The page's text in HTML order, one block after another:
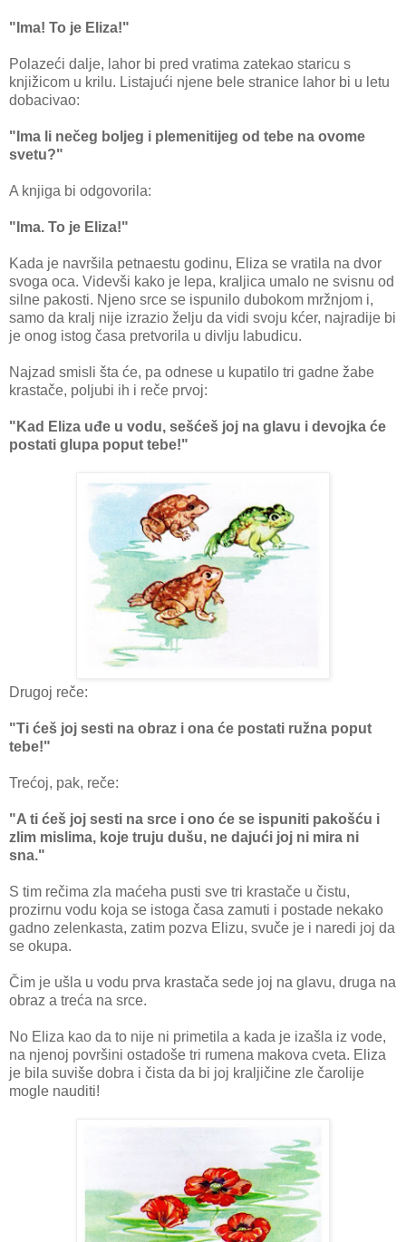
"Ima! To je Eliza!"
Polazeći dalje, lahor bi pred vratima zatekao staricu s
knjižicom u krilu. Listajući njene bele stranice lahor bi u letu
dobacivao:
"Ima li nečeg boljeg i plemenitijeg od tebe na ovome
svetu?"
A knjiga bi odgovorila:
"Ima. To je Eliza!"
Kada je navršila petnaestu godinu, Eliza se vratila na dvor
svoga oca. Videvši kako je lepa, kraljica umalo ne svisnu od
silne pakosti. Njeno srce se ispunilo dubokom mržnjom i,
samo da kralj nije izrazio želju da vidi svoju kćer, najradije bi
je onog istog časa pretvorila u divlju labudicu.
Najzad smisli šta će, pa odnese u kupatilo tri gadne žabe
krastače, poljubi ih i reče prvoj:
"Kad Eliza uđe u vodu, sešćeš joj na glavu i devojka će
postati glupa poput tebe!"
Drugoj reče:
"Ti ćeš joj sesti na obraz i ona će postati ružna poput
tebe!"
Trećoj, pak, reče:
"A ti ćeš joj sesti na srce i ono će se ispuniti pakošću i
zlim mislima, koje truju dušu, ne dajući joj ni mira ni
sna."
S tim rečima zla maćeha pusti sve tri krastače u čistu,
prozirnu vodu koja se istoga časa zamuti i postade nekako
gadno zelenkasta, zatim pozva Elizu, svuče je i naredi joj da
se okupa.
Čim je ušla u vodu prva krastača sede joj na glavu, druga na
obraz a treća na srce.
No Eliza kao da to nije ni primetila a kada je izašla iz vode,
na njenoj površini ostadoše tri rumena makova cveta. Eliza
je bila suviše dobra i čista da bi joj kraljičine zle čarolije
mogle nauditi!